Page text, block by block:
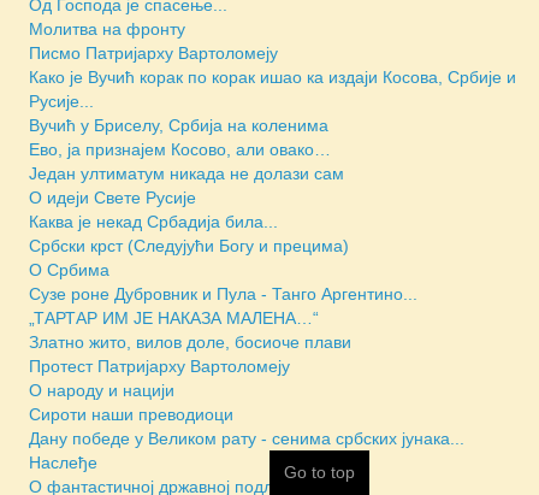
Од Господа је спасење...
Молитва на фронту
Писмо Патријарху Вартоломеју
Како је Вучић корак по корак ишао ка издаји Косова, Србије и
Русије...
Вучић у Бриселу, Србија на коленима
Ево, ја признајем Косово, али овако…
Један ултиматум никада не долази сам
О идеји Свете Русије
Каква је некад Србадија била...
Србски крст (Следујући Богу и прецима)
О Србима
Сузе роне Дубровник и Пула - Танго Аргентино...
„ТАРТАР ИМ ЈЕ НАКАЗА МАЛЕНА…“
Златно жито, вилов доле, босиоче плави
Протест Патријарху Вартоломеју
О народу и нацији
Сироти наши преводиоци
Дану победе у Великом рату - сенима србских јунака...
Наслеђе
О фантастичној државној подлости
Go to top